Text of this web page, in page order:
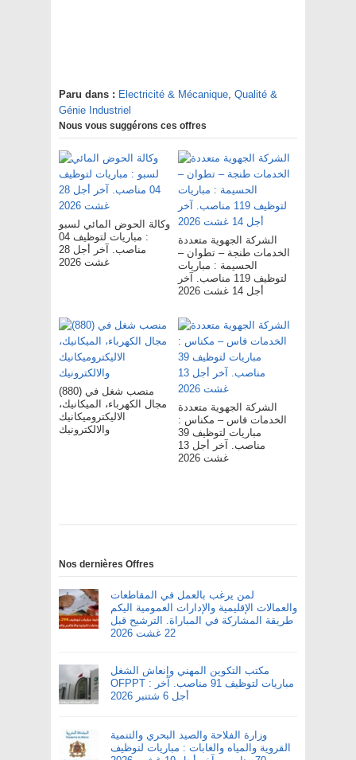
Paru dans : Electricité & Mécanique, Qualité &
Génie Industriel
Nous vous suggérons ces offres
وكالة الحوض المائي لسبو
: مباريات لتوظيف 04
مناصب. آخر أجل 28
غشت 2026
الشركة الجهوية متعددة
الخدمات طنجة – تطوان –
الحسيمة : مباريات
لتوظيف 119 مناصب. آخر
أجل 14 غشت 2026
(880) منصب شغل في
مجال الكهرباء، الميكانيك،
الاليكتروميكانيك
والالكترونيك
الشركة الجهوية متعددة
الخدمات فاس – مکناس :
مباريات لتوظيف 39
مناصب. آخر أجل 13
غشت 2026
Nos dernières Offres
لمن يرغب بالعمل في المقاطعات
والعمالات الإقليمية والإدارات العمومية اليكم
طريقة المشاركة في المباراة. الترشيح قبل
22 غشت 2026
مكتب التكوين المهني وإنعاش الشغل
OFPPT : مباريات لتوظيف 91 مناصب. آخر
أجل 6 شتنبر 2026
وزارة الفلاحة والصيد البحري والتنمية
القروية والمياه والغابات : مباريات لتوظيف